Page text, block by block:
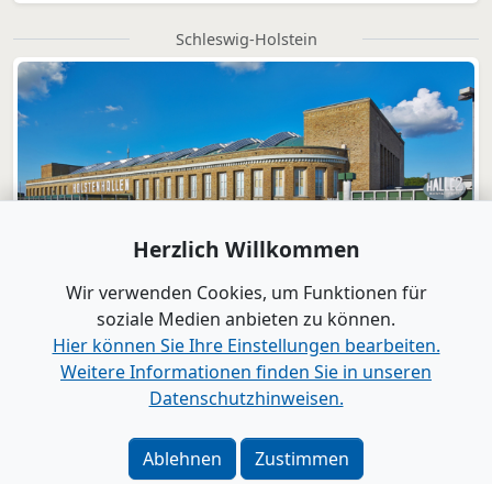
Schleswig-Holstein
Impressum |Datenschutz|Barrierefreiheit
Google als bevorzugte Quelle merken
Herzlich Willkommen
Wir verwenden Cookies, um Funktionen für
soziale Medien anbieten zu können.
Hier können Sie Ihre Einstellungen bearbeiten.
Weitere Informationen finden Sie in unseren
Datenschutzhinweisen.
Ablehnen Zustimmen